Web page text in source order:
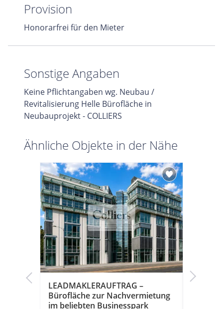
Provision
Honorarfrei für den Mieter
Sonstige Angaben
Keine Pflichtangaben wg. Neubau /
Revitalisierung Helle Bürofläche in
Neubauprojekt - COLLIERS
Ähnliche Objekte in der Nähe
LEADMAKLERAUFTRAG –
Bürofläche zur Nachvermietung
im beliebten Businesspark